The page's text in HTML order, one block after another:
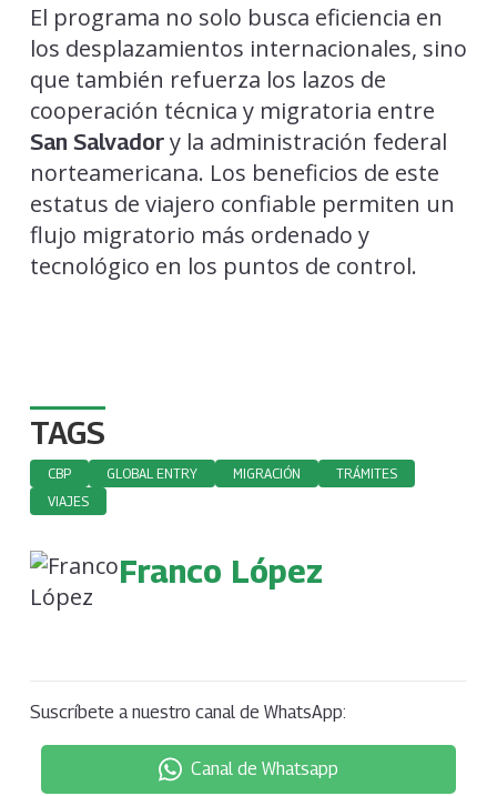
El programa no solo busca eficiencia en
los desplazamientos internacionales, sino
que también refuerza los lazos de
cooperación técnica y migratoria entre
San Salvadory la administración federal
norteamericana. Los beneficios de este
estatus de viajero confiable permiten un
flujo migratorio más ordenado y
tecnológico en los puntos de control.
TAGS
CBP GLOBAL ENTRY MIGRACIÓN
TRÁMITES
VIAJES
Franco López
Suscríbete a nuestro canal de WhatsApp:
Canal de Whatsapp